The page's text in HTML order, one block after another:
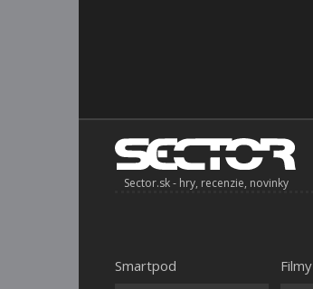
Sector.sk - hry, recenzie, novinky
Smartpod Filmy